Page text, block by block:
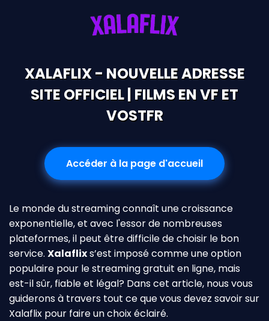
XALAFLIX - NOUVELLE ADRESSE
SITE OFFICIEL | FILMS EN VF ET
VOSTFR
Accéder à la page d'accueil
Le monde du streaming connaît une croissance
exponentielle, et avec l'essor de nombreuses
plateformes, il peut être difficile de choisir le bon
service. Xalaflixs’est imposé comme une option
populaire pour le streaming gratuit en ligne, mais
est-il sûr, fiable et légal? Dans cet article, nous vous
guiderons à travers tout ce que vous devez savoir sur
Xalaflix pour faire un choix éclairé.